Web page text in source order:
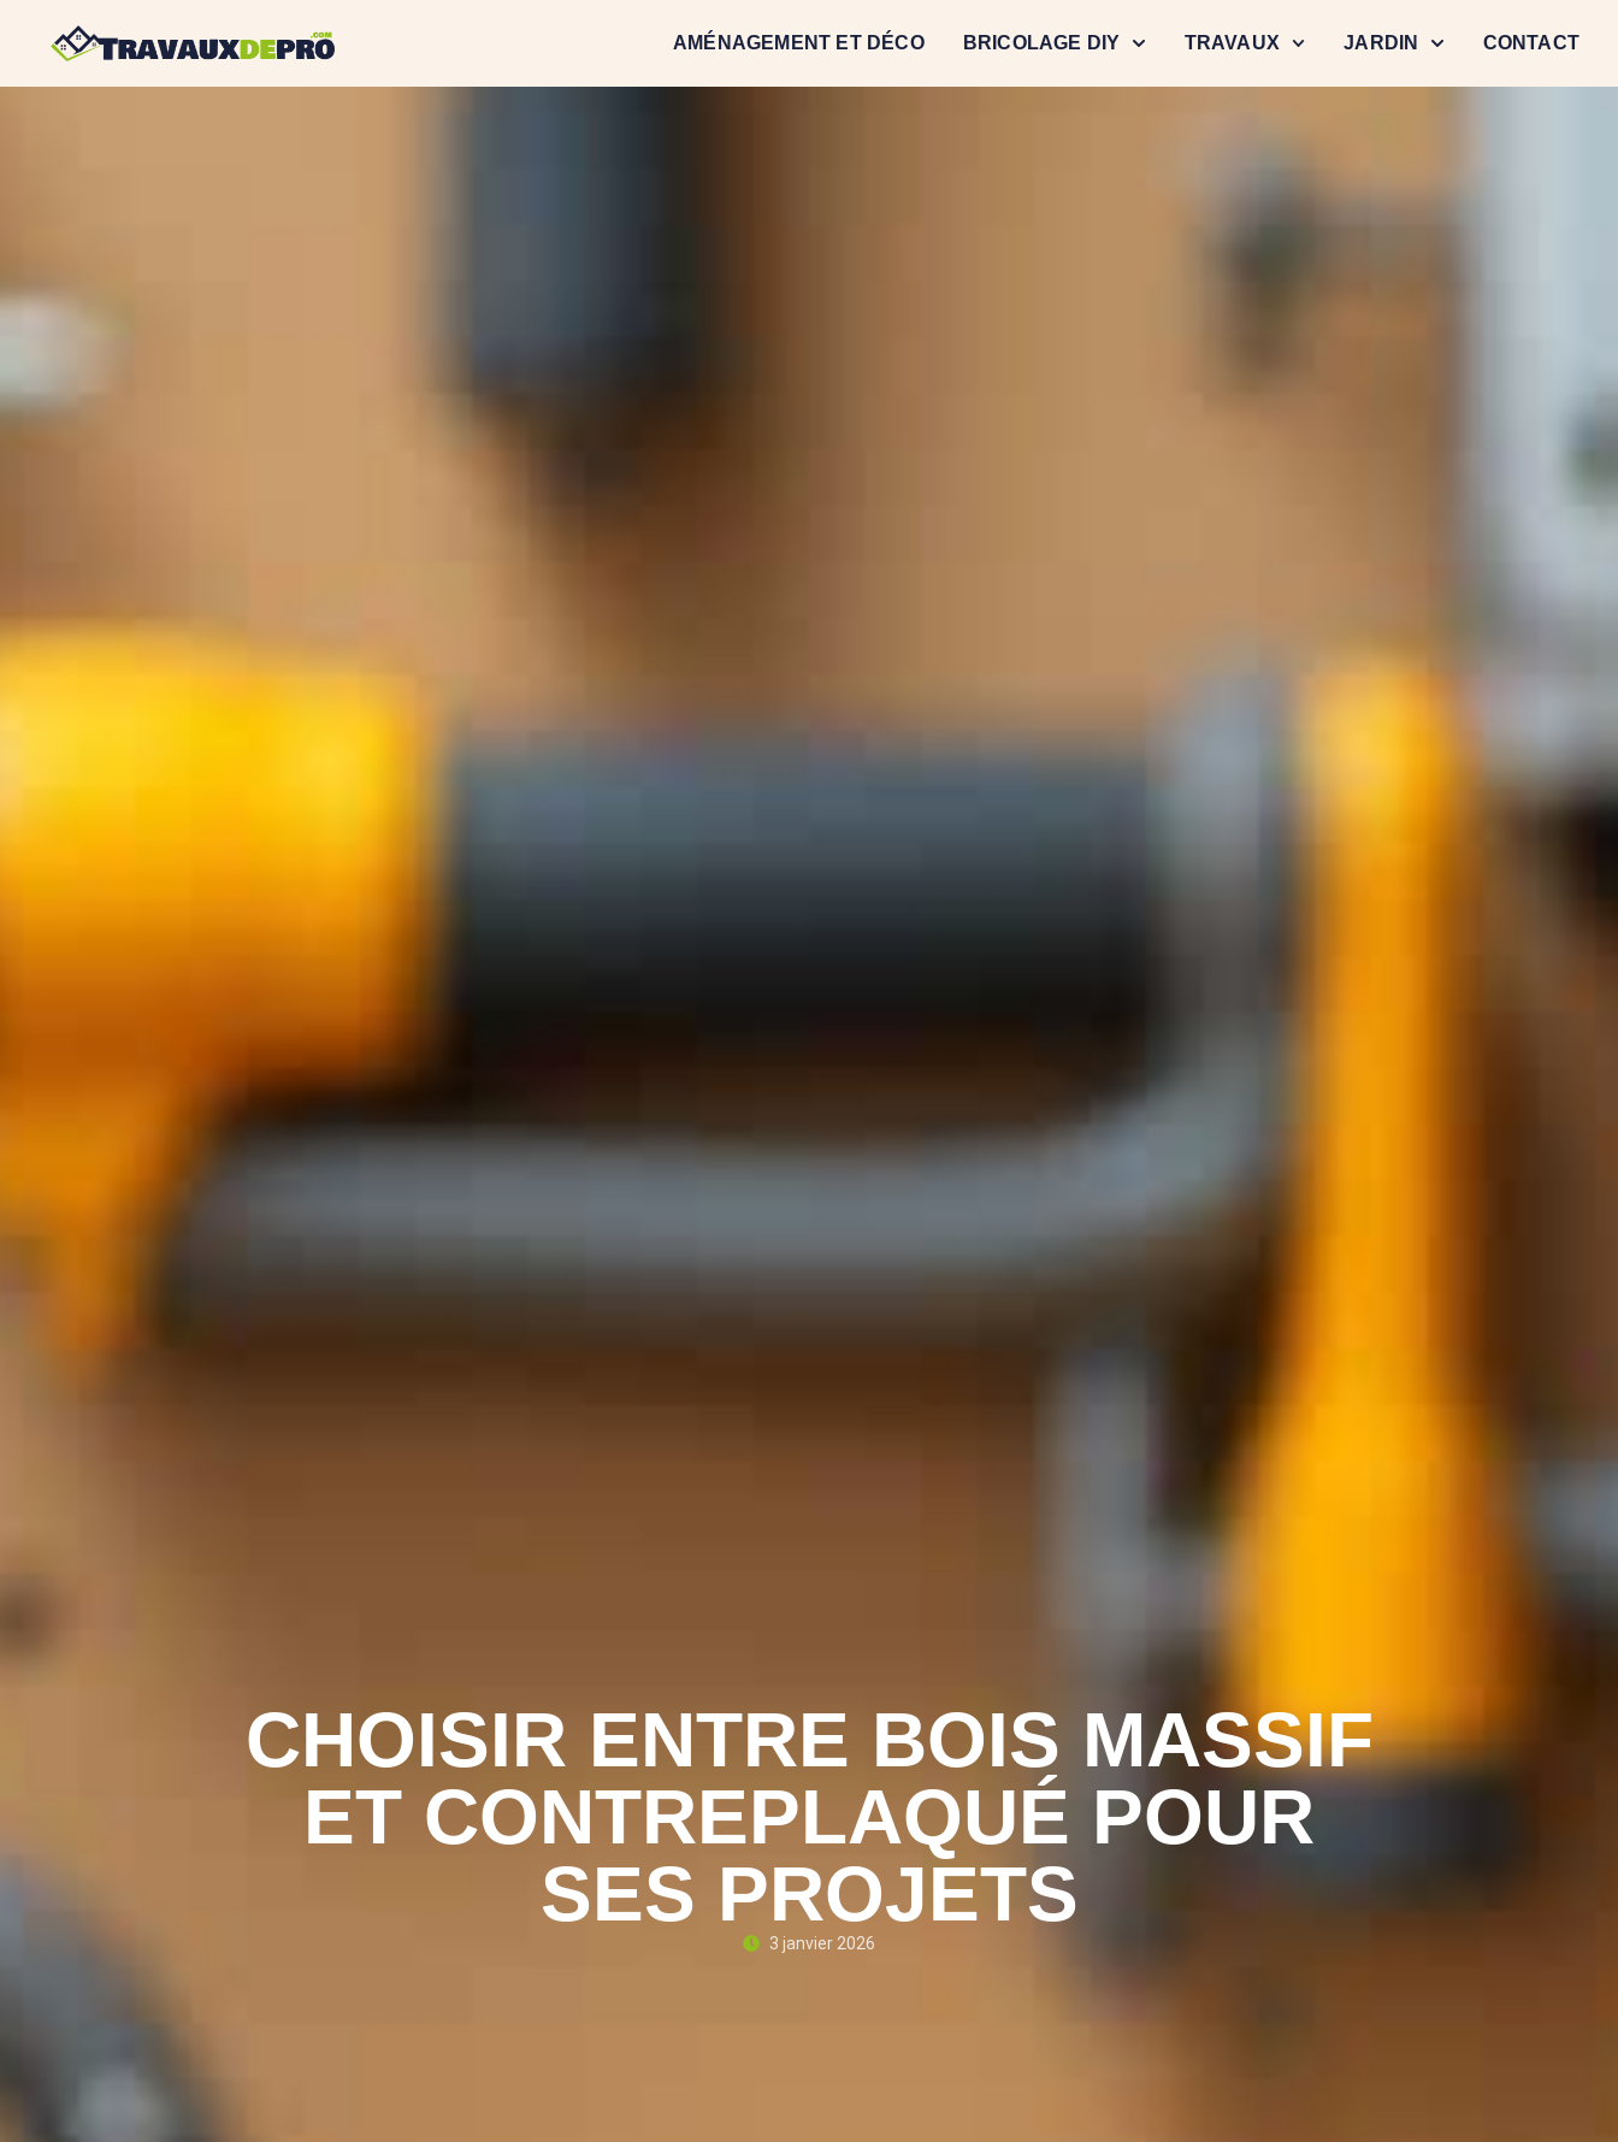
AMÉNAGEMENT ET DÉCO BRICOLAGE DIY TRAVAUX JARDIN CONTACT
CHOISIR ENTRE BOIS MASSIF
ET CONTREPLAQUÉ POUR
SES PROJETS
3 janvier 2026